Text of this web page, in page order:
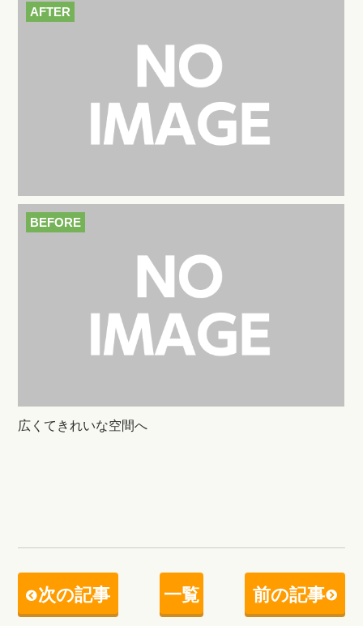
AFTER
BEFORE
広くてきれいな空間へ
次の記事 一覧 前の記事